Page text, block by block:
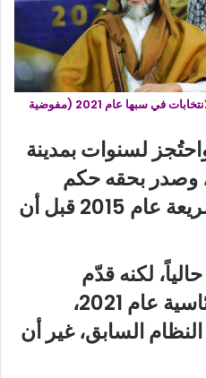
الإسلام القذافي بمقر مفوضية الانتخابات في سبها عام 2021 (مفوضية
لسنوات بمدينة
وصدر بحقه حكم
بالإعدام بعد محاكمة سريعة عام 2015 قبل أن
لكنه قدّم
ترشيحه للانتخابات الرئاسية عام 2021،
السابق، غير أن